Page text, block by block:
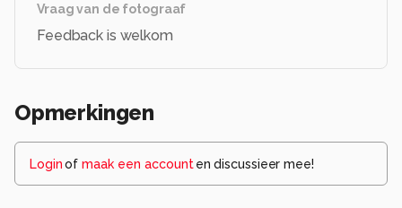
Vraag van de fotograaf
Feedback is welkom
Opmerkingen
Loginof maak een account en discussieer mee!